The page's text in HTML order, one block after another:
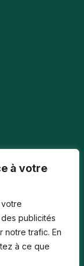
à votre
publicités
notre trafic. En
à ce que
et…
cyberfraudes
:…